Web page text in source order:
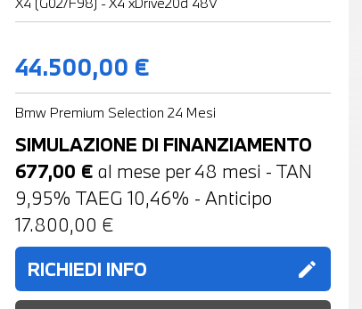
44.500,00 €
Bmw Premium Selection 24 Mesi
SIMULAZIONE DI FINANZIAMENTO
677,00 € al mese per48 mesi - TAN
9,95% TAEG 10,46% - Anticipo
17.800,00 €
RICHIEDI INFO
edit